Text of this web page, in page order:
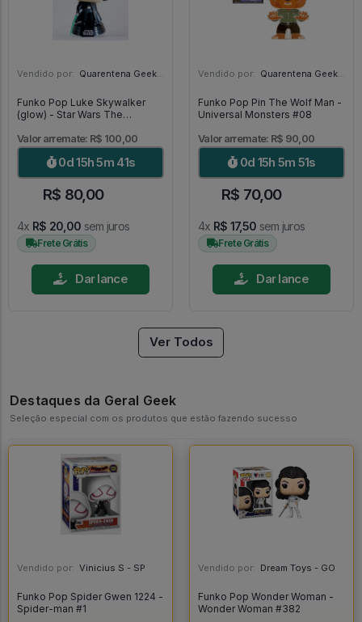
Vendido por: Quarentena Geek Store - SP
Funko Pop Luke Skywalker
(glow) - Star Wars The
Valor arremate: R$ 100,00
0d 15h 5m 40s
R$ 80,00
4x R$ 20,00 sem juros
Frete Grátis
Dar lance
Vendido por: Quarentena Geek Store - SP
Funko Pop Pin The Wolf Man -
Universal Monsters #08
Valor arremate: R$ 90,00
0d 15h 5m 50s
R$ 70,00
4x R$ 17,50 sem juros
Frete Grátis
Dar lance
Ver Todos
Destaques da Geral Geek
Seleção especial com os produtos que estão fazendo sucesso
Vendido por: Vinicius S - SP
Funko Pop Spider Gwen 1224 -
Spider-man #1
Vendido por: Dream Toys - GO
Funko Pop Wonder Woman -
Wonder Woman #382